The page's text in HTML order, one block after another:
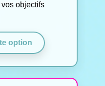
objectifs
option